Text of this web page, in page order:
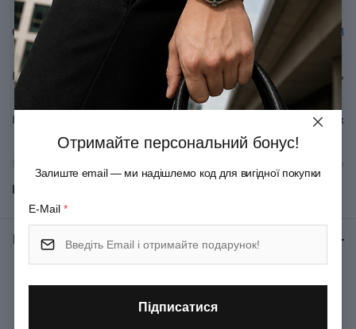
Серія IM
Матеріал корпуса Латунь
Матеріал покриття Глянцевий лак
Матеріал оздоблення
Механізм
Колір корпуса
Показати всі
Відгуки: ★ 0 (0)
Рекомендуємо купити разом
Отримайте персональний бонус!
Залиште email — ми надішлемо код для вигідної покупки
E-Mail *
Підписатися